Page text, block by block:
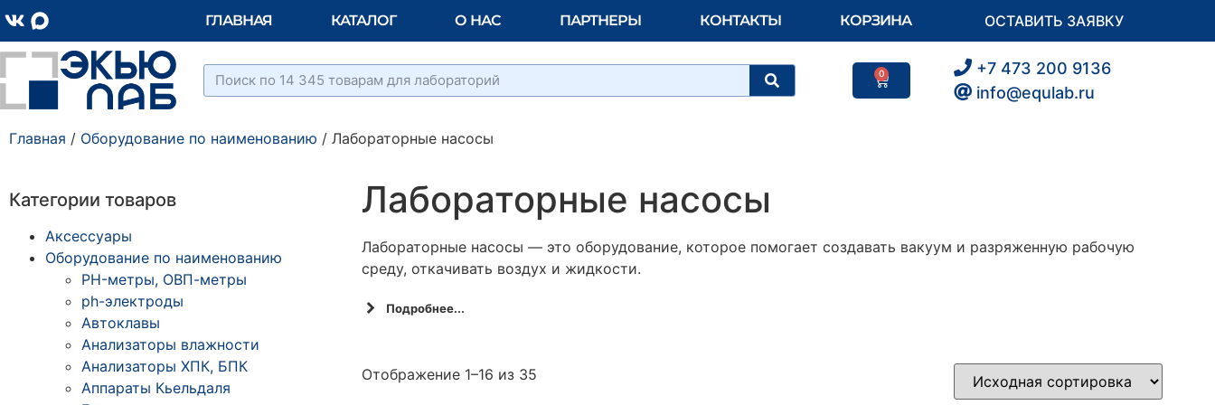
ГЛАВНАЯ КАТАЛОГ О НАС ПАРТНЕРЫ КОНТАКТЫ КОРЗИНА ОСТАВИТЬ ЗАЯВКУ
0
+7 473 200 9136
info@equlab.ru
Главная / Оборудование по наименованию / Лабораторные насосы
Категории товаров
Аксессуары
Оборудование по наименованию
PH-метры, ОВП-метры
ph-электроды
Автоклавы
Анализаторы влажности
Анализаторы ХПК, БПК
Аппараты Кьельдаля
Лабораторные насосы
Лабораторные насосы — это оборудование, которое помогает создавать вакуум и разряженную рабочую
среду, откачивать воздух и жидкости.
Подробнее...
Отображение 1–16 из 35